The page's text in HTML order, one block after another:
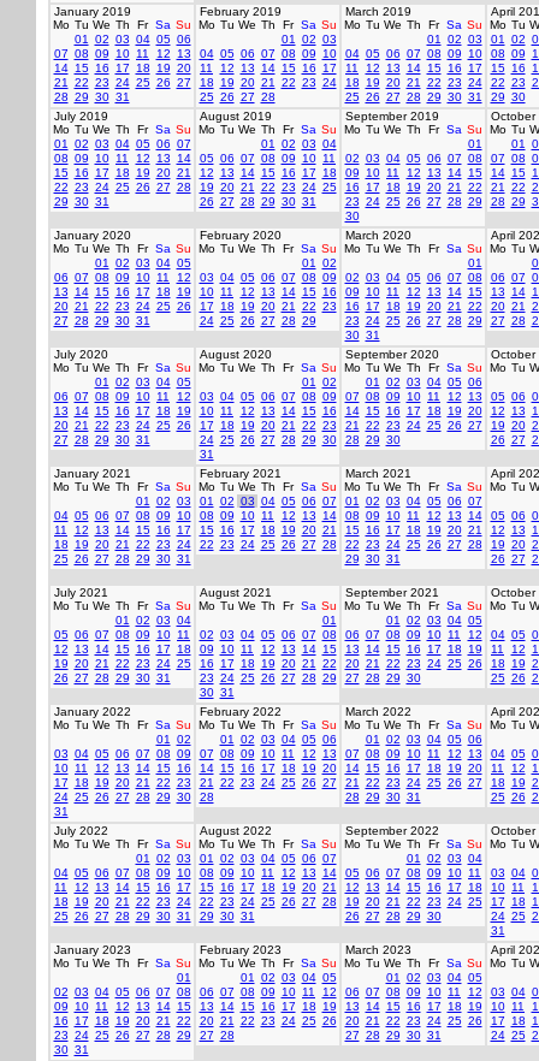
January 2019
Mo Tu We Th Fr Sa Su
01
02 03 04 05 06
07 08 09 10 11 12
13
14 15 16 17 18 19 20
21
22 23 24 25 26 27
28 29 30 31
February 2019
Mo Tu We Th Fr Sa Su
01
02 03
04 05 06 07 08 09
10
11
12 13 14 15 16
17
18
19 20 21 22 23 24
25 26 27 28
March 2019
Mo Tu We Th Fr Sa Su
01
02 03
04 05 06 07 08 09
10
11
12 13 14 15 16
17
18
19 20 21 22 23 24
25 26 27 28 29 30 31
April
Mo Tu
01
02
08 09
15 16
22 23
29 30
July 2019
Mo Tu We Th Fr Sa Su
01
02 03 04 05 06 07
08 09 10 11 12 13
14
15 16 17 18 19 20 21
22 23 24 25 26 27 28
29 30 31
August 2019
Mo Tu We Th Fr Sa Su
01
02 03 04
05 06 07 08 09 10 11
12
13 14 15 16 17
18
19 20 21 22 23 24 25
26 27 28 29 30 31
September 2019
Mo Tu We Th Fr Sa Su
01
02 03 04 05 06 07 08
09
10 11 12 13 14 15
16
17 18 19 20 21
22
23 24 25 26 27 28 29
30
October
Mo Tu
01
07 08
14 15
21
22
28 29
January 2020
Mo Tu We Th Fr Sa Su
01
02 03 04 05
06 07 08 09 10 11
12
13
14 15 16 17 18
19
20 21 22 23 24 25 26
27 28 29 30 31
February 2020
Mo Tu We Th Fr Sa Su
01
02
03 04 05 06 07 08 09
10 11 12 13 14 15 16
17
18 19 20 21 22 23
24 25 26 27 28 29
March 2020
Mo Tu We Th Fr Sa Su
01
02 03 04 05 06 07 08
09
10 11 12 13 14 15
16
17 18 19 20 21
22
23 24 25 26 27 28 29
30 31
April
Mo Tu
06 07
13
14
20 21
27 28
July 2020
Mo Tu We Th Fr Sa Su
01
02 03 04 05
06 07 08 09 10 11
12
13
14 15 16 17 18
19
20 21 22 23 24 25 26
27 28 29 30 31
August 2020
Mo Tu We Th Fr Sa Su
01
02
03 04 05 06 07 08 09
10 11 12 13 14 15 16
17
18 19 20 21 22 23
24 25 26 27 28 29 30
31
September 2020
Mo Tu We Th Fr Sa Su
01
02 03 04 05 06
07 08 09 10 11 12
13
14 15 16 17 18 19 20
21
22 23 24 25 26 27
28 29 30
October
Mo Tu
05 06
12
13
19 20
26 27
January 2021
Mo Tu We Th Fr Sa Su
01
02 03
04 05 06 07 08 09
10
11
12 13 14 15 16
17
18
19 20 21 22 23 24
25 26 27 28 29 30 31
February 2021
Mo Tu We Th Fr Sa Su
01
02 03 04 05 06 07
08 09 10 11 12 13
14
15 16 17 18 19 20 21
22 23 24 25 26 27 28
March 2021
Mo Tu We Th Fr Sa Su
01
02 03 04 05 06 07
08 09 10 11 12 13
14
15 16 17 18 19 20 21
22 23 24 25 26 27 28
29 30 31
April
Mo Tu
05 06
12
13
19 20
26 27
July 2021
Mo Tu We Th Fr Sa Su
01
02 03 04
05 06 07 08 09 10 11
12
13 14 15 16 17
18
19 20 21 22 23 24 25
26 27 28 29 30 31
August 2021
Mo Tu We Th Fr Sa Su
01
02 03 04 05 06 07 08
09
10 11 12 13 14 15
16
17 18 19 20 21
22
23 24 25 26 27 28 29
30 31
September 2021
Mo Tu We Th Fr Sa Su
01
02 03 04 05
06 07 08 09 10 11
12
13
14 15 16 17 18
19
20 21 22 23 24 25 26
27 28 29 30
October
Mo Tu
04 05
11
12
18
19
25 26
January 2022
Mo Tu We Th Fr Sa Su
01
02
03 04 05 06 07 08 09
10 11 12 13 14 15 16
17
18 19 20 21 22 23
24 25 26 27 28 29 30
31
February 2022
Mo Tu We Th Fr Sa Su
01
02 03 04 05 06
07 08 09 10 11 12
13
14 15 16 17 18 19 20
21
22 23 24 25 26 27
28
March 2022
Mo Tu We Th Fr Sa Su
01
02 03 04 05 06
07 08 09 10 11 12
13
14 15 16 17 18 19 20
21
22 23 24 25 26 27
28 29 30 31
April
Mo Tu
04 05
11
12
18
19
25 26
July 2022
Mo Tu We Th Fr Sa Su
01
02 03
04 05 06 07 08 09
10
11
12 13 14 15 16
17
18
19 20 21 22 23 24
25 26 27 28 29 30 31
August 2022
Mo Tu We Th Fr Sa Su
01
02 03 04 05 06 07
08 09 10 11 12 13
14
15 16 17 18 19 20 21
22 23 24 25 26 27 28
29 30 31
September 2022
Mo Tu We Th Fr Sa Su
01
02 03 04
05 06 07 08 09 10 11
12
13 14 15 16 17
18
19 20 21 22 23 24 25
26 27 28 29 30
October
Mo Tu
03 04
10 11
17
18
24 25
31
January 2023
Mo Tu We Th Fr Sa Su
01
02 03 04 05 06 07 08
09
10 11 12 13 14 15
16
17 18 19 20 21
22
23 24 25 26 27 28 29
30 31
February 2023
Mo Tu We Th Fr Sa Su
01
02 03 04 05
06 07 08 09 10 11
12
13
14 15 16 17 18
19
20 21 22 23 24 25 26
27 28
March 2023
Mo Tu We Th Fr Sa Su
01
02 03 04 05
06 07 08 09 10 11
12
13
14 15 16 17 18
19
20 21 22 23 24 25 26
27 28 29 30 31
April
Mo Tu
03 04
10 11
17
18
24 25